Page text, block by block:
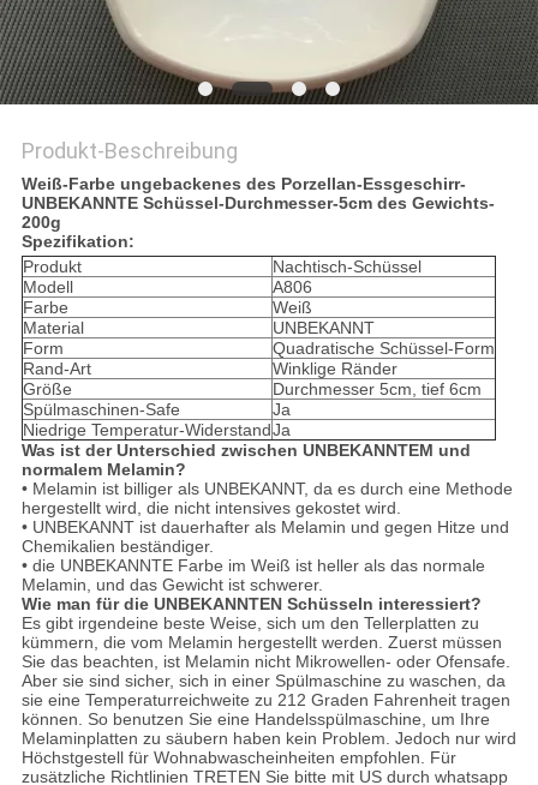
Produkt-Beschreibung
Weiß-Farbe ungebackenes des Porzellan-Essgeschirr-
UNBEKANNTE Schüssel-Durchmesser-5cm des Gewichts-
200g
Spezifikation:
Produkt
Nachtisch-Schüssel
Modell
A806
Farbe
Weiß
Material
UNBEKANNT
Form
Quadratische Schüssel-Form
Rand-Art
Winklige Ränder
Größe
Durchmesser 5cm, tief 6cm
Spülmaschinen-Safe
Ja
Niedrige Temperatur-WiderstandJa
Was ist der Unterschied zwischen UNBEKANNTEM und
normalem Melamin?
• Melamin ist billiger als UNBEKANNT, da es durch eine Methode
hergestellt wird, die nicht intensives gekostet wird.
• UNBEKANNT ist dauerhafter als Melamin und gegen Hitze und
Chemikalien beständiger.
• die UNBEKANNTE Farbe im Weiß ist heller als das normale
Melamin, und das Gewicht ist schwerer.
Wie man für die UNBEKANNTEN Schüsseln interessiert?
Es gibt irgendeine beste Weise, sich um den Tellerplatten zu
kümmern, die vom Melamin hergestellt werden. Zuerst müssen
Sie das beachten, ist Melamin nicht Mikrowellen- oder Ofensafe.
Aber sie sind sicher, sich in einer Spülmaschine zu waschen, da
sie eine Temperaturreichweite zu 212 Graden Fahrenheit tragen
können. So benutzen Sie eine Handelsspülmaschine, um Ihre
Melaminplatten zu säubern haben kein Problem. Jedoch nur wird
Höchstgestell für Wohnabwascheinheiten empfohlen. Für
zusätzliche Richtlinien TRETEN Sie bitte mit US durch whatsapp